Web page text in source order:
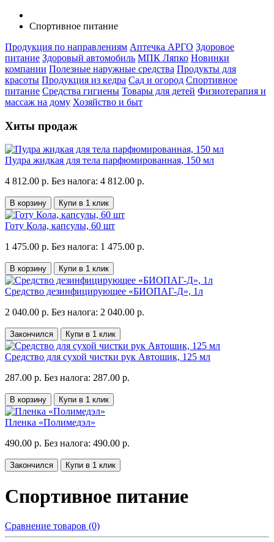
Спортивное питание
Продукция по направлениям Аптечка АРГО Здоровое
питание Здоровый автомобиль МПК Ляпко Новинки
компании Полезные наружные средства Продукты для
красоты Продукция из кедра Сад и огород Спортивное
питание Средства гигиены Товары для детей Физиотерапия и
массаж на дому Хозяйство и быт
Хиты продаж
Пудра жидкая для тела парфюмированная, 150 мл
4 812.00 р. Без налога: 4 812.00 р.
В корзину Купи в 1 клик
Готу Кола, капсулы, 60 шт
1 475.00 р. Без налога: 1 475.00 р.
В корзину Купи в 1 клик
Средство дезинфицирующее «БИОПАГ-Д», 1л
2 040.00 р. Без налога: 2 040.00 р.
Закончился Купи в 1 клик
Средство для сухой чистки рук Автошик, 125 мл
287.00 р. Без налога: 287.00 р.
В корзину Купи в 1 клик
Пленка «Полимедэл»
490.00 р. Без налога: 490.00 р.
Закончился Купи в 1 клик
Спортивное питание
Сравнение товаров (0)